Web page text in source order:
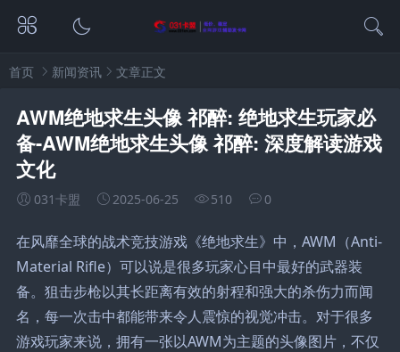
首页 新闻资讯 文章正文
AWM绝地求生头像 祁醉: 绝地求生玩家必
备-AWM绝地求生头像 祁醉: 深度解读游戏
文化
031卡盟 2025-06-25 510 0
在风靡全球的战术竞技游戏《绝地求生》中，AWM（Anti-
Material Rifle）可以说是很多玩家心目中最好的武器装
备。狙击步枪以其长距离有效的射程和强大的杀伤力而闻
名，每一次击中都能带来令人震惊的视觉冲击。对于很多
游戏玩家来说，拥有一张以AWM为主题的头像图片，不仅